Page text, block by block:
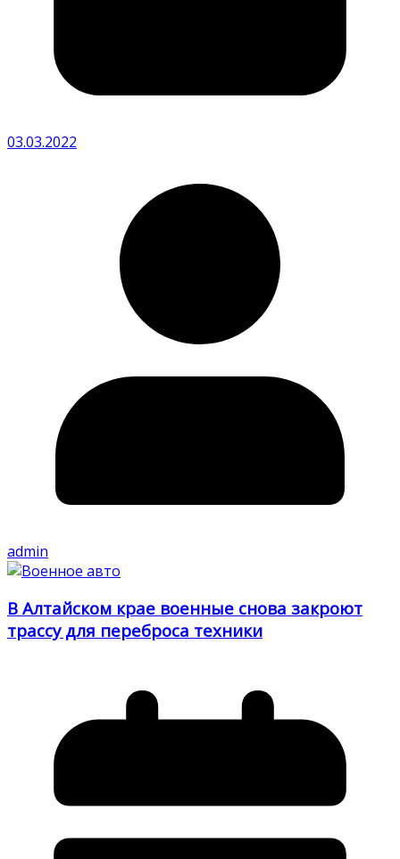
03.03.2022
admin
В Алтайском крае военные снова закроют
трассу для переброса техники